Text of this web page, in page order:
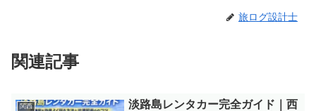
旅ログ設計士
関連記事
関西
淡路島レンタカー完全ガイド｜西